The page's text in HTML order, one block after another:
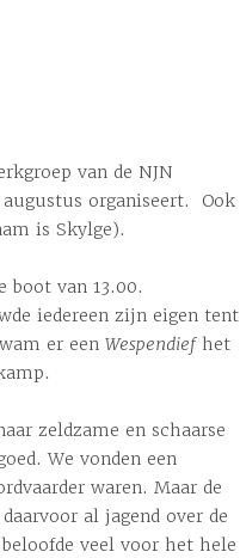
van de NJN
organiseert. Ook
is Skylge).
boot van 13.00.
iedereen zijn eigen tent
er eenWespendiefhet
zeldzame en schaarse
We vonden een
waren. Maar de
al jagend over de
veel voor het hele